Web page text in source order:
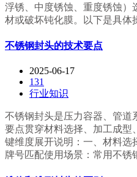
浮锈、中度锈蚀、重度锈蚀）
材或破坏钝化膜。以下是具体
不锈钢封头的技术要点
2025-06-17
131
行业知识
不锈钢封头是压力容器、管道
要点贯穿材料选择、加工成型
键维度展开说明：一、材料选
牌号匹配使用场景：常用不锈